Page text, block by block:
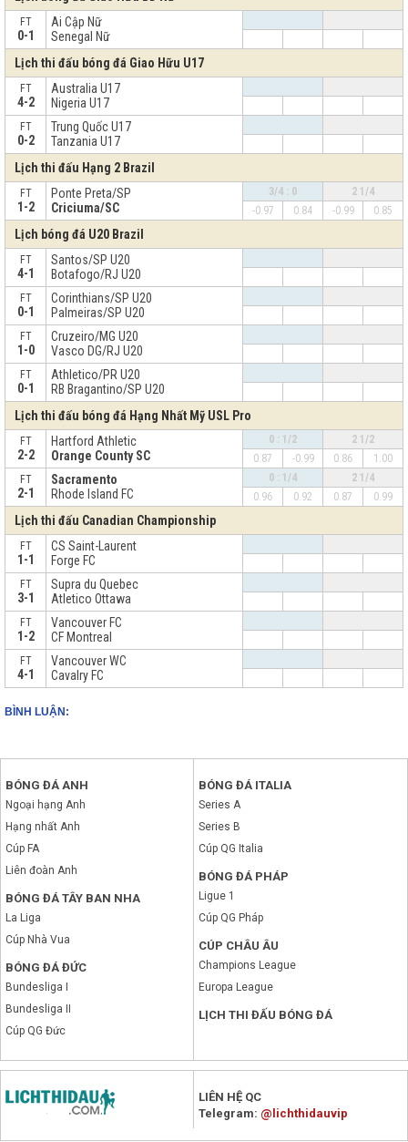
FT
0-1
Ai Cập Nữ
Senegal Nữ
Lịch thi đấu bóng đá Giao Hữu U17
FT
4-2
Australia U17
Nigeria U17
FT
0-2
Trung Quốc U17
Tanzania U17
Lịch thi đấu Hạng 2 Brazil
FT
1-2
Ponte Preta/SP
Criciuma/SC
3/4 : 0
2 1/4
-0.97
0.84 -0.99 0.85
Lịch bóng đá U20 Brazil
FT
4-1
Santos/SP U20
Botafogo/RJ U20
FT
0-1
Corinthians/SP U20
Palmeiras/SP U20
FT
1-0
Cruzeiro/MG U20
Vasco DG/RJ U20
FT
0-1
Athletico/PR U20
RB Bragantino/SP U20
Lịch thi đấu bóng đá Hạng Nhất Mỹ USL Pro
FT
2-2
Hartford Athletic
Orange County SC
0 : 1/2
2 1/2
0.87
-0.99 0.86
1.00
FT
2-1
Sacramento
Rhode Island FC
0 : 1/4
2 1/4
0.96
0.92 0.87 0.99
Lịch thi đấu Canadian Championship
FT
1-1
CS Saint-Laurent
Forge FC
FT
3-1
Supra du Quebec
Atletico Ottawa
FT
1-2
Vancouver FC
CF Montreal
FT
4-1
Vancouver WC
Cavalry FC
BÌNH LUẬN:
BÓNG ĐÁ ANH
Ngoại hạng Anh
Hạng nhất Anh
Cúp FA
Liên đoàn Anh
BÓNG ĐÁ TÂY BAN NHA
La Liga
Cúp Nhà Vua
BÓNG ĐÁ ĐỨC
Bundesliga I
Bundesliga II
Cúp QG Đức
BÓNG ĐÁ ITALIA
Series A
Series B
Cúp QG Italia
BÓNG ĐÁ PHÁP
Ligue 1
Cúp QG Pháp
CÚP CHÂU ÂU
Champions League
Europa League
LỊCH THI ĐẤU BÓNG ĐÁ
LIÊN HỆ QC
Telegram: @lichthidauvip
x